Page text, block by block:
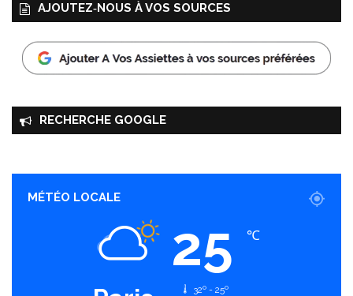
AJOUTEZ‑NOUS À VOS SOURCES
RECHERCHE GOOGLE
MÉTÉO LOCALE
25 ℃
32º - 25º